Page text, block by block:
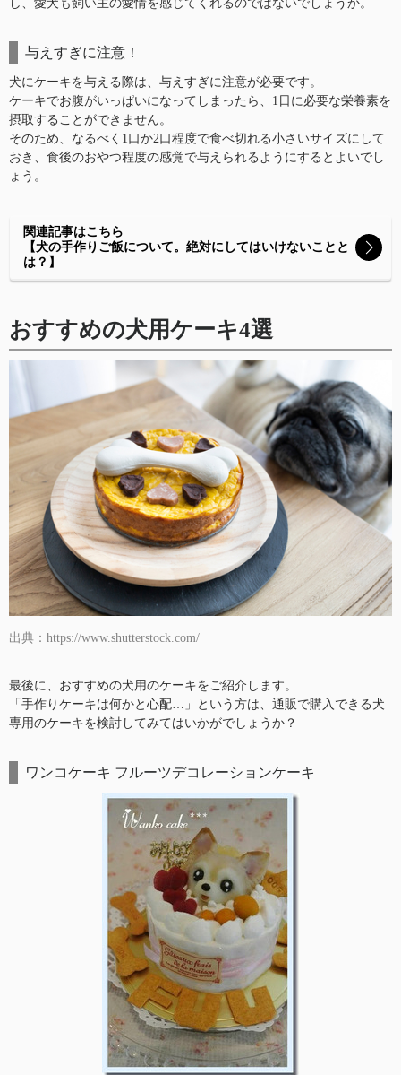
し、愛犬も飼い主の愛情を感じてくれるのではないでしょうか。
与えすぎに注意！
犬にケーキを与える際は、与えすぎに注意が必要です。
ケーキでお腹がいっぱいになってしまったら、1日に必要な栄養素を
摂取することができません。
そのため、なるべく1口か2口程度で食べ切れる小さいサイズにして
おき、食後のおやつ程度の感覚で与えられるようにするとよいでし
ょう。
関連記事はこちら
【犬の手作りご飯について。絶対にしてはいけないことと
は？】
おすすめの犬用ケーキ4選
出典：https://www.shutterstock.com/
最後に、おすすめの犬用のケーキをご紹介します。
「手作りケーキは何かと心配…」という方は、通販で購入できる犬
専用のケーキを検討してみてはいかがでしょうか？
ワンコケーキ フルーツデコレーションケーキ